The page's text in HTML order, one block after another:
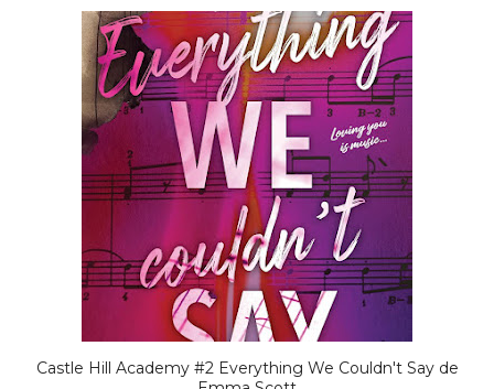
Castle Hill Academy #2 Everything We Couldn't Say de